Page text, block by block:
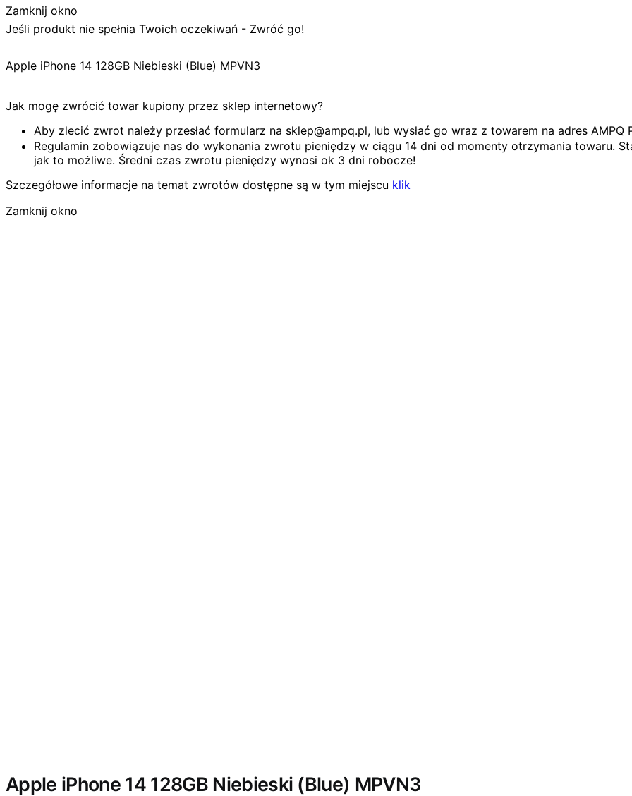
Zamknij okno
Jeśli produkt nie spełnia Twoich oczekiwań - Zwróć go!
Apple iPhone 14 128GB Niebieski (Blue) MPVN3
Jak mogę zwrócić towar kupiony przez sklep internetowy?
Aby zlecić zwrot należy przesłać formularz na sklep@ampq.pl, lub wysłać go wraz z towarem na adres
Regulamin zobowiązuje nas do wykonania zwrotu pieniędzy w ciągu 14 dni od momenty otrzymania towaru.
jak to możliwe. Średni czas zwrotu pieniędzy wynosi ok 3 dni robocze!
Szczegółowe informacje na temat zwrotów dostępne są w tym miejscu klik
Zamknij okno
Apple iPhone 14 128GB Niebieski (Blue) MPVN3